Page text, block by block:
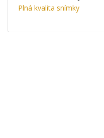
Plná kvalita snímky